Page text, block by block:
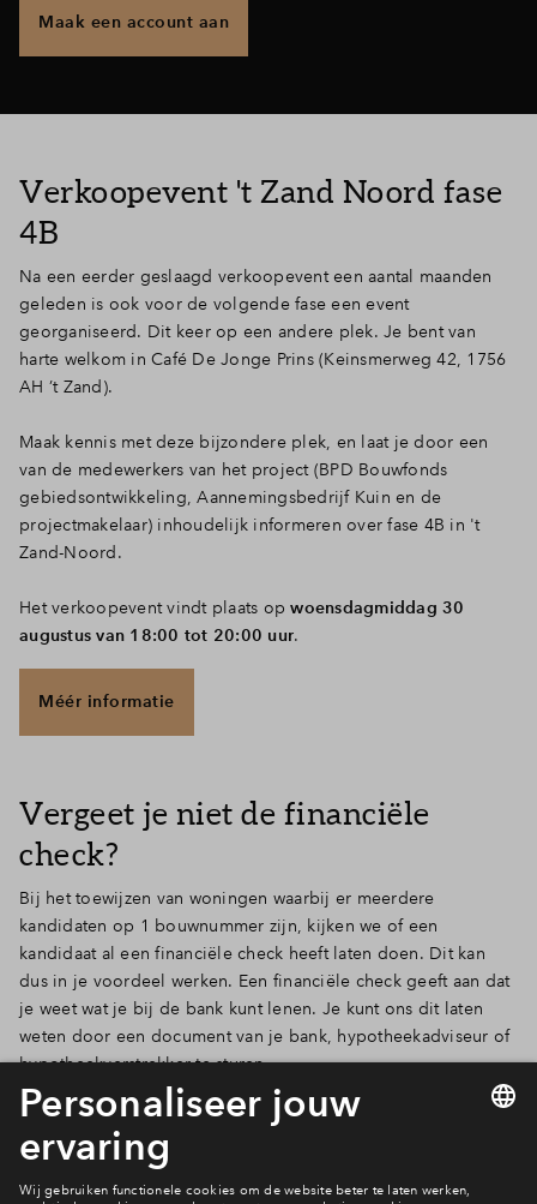
Maak een account aan
Verkoopevent 't Zand Noord fase
4B
Na een eerder geslaagd verkoopevent een aantal maanden
geleden is ook voor de volgende fase een event
georganiseerd. Dit keer op een andere plek. Je bent van
harte welkom in Café De Jonge Prins (Keinsmerweg 42, 1756
AH ’t Zand).
Maak kennis met deze bijzondere plek, en laat je door een
van de medewerkers van het project (BPD Bouwfonds
gebiedsontwikkeling, Aannemingsbedrijf Kuin en de
projectmakelaar) inhoudelijk informeren over fase 4B in 't
Zand-Noord.
Het verkoopevent vindt plaats op woensdagmiddag 30
augustus van 18:00 tot 20:00 uur.
Méér informatie
Vergeet je niet de financiële
check?
Bij het toewijzen van woningen waarbij er meerdere
kandidaten op 1 bouwnummer zijn, kijken we of een
kandidaat al een financiële check heeft laten doen. Dit kan
dus in je voordeel werken. Een financiële check geeft aan dat
je weet wat je bij de bank kunt lenen. Je kunt ons dit laten
weten door een document van je bank, hypotheekadviseur of
hypotheekverstrekker te sturen.
Meer over de financiële check